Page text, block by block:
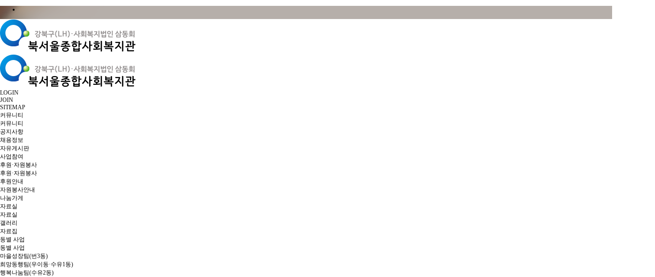
LOGIN
JOIN
SITEMAP
커뮤니티
커뮤니티
공지사항
채용정보
자유게시판
사업참여
후원·자원봉사
후원·자원봉사
후원안내
자원봉사안내
나눔가게
자료실
자료실
갤러리
자료집
동별 사업
동별 사업
마을성장팀(번3동)
희망동행팀(우이동·수유1동)
행복나눔팀(수유2동)